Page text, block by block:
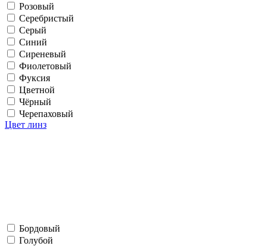
Розовый
Серебристый
Серый
Синий
Сиреневый
Фиолетовый
Фуксия
Цветной
Чёрный
Черепаховый
Цвет линз
Бордовый
Голубой